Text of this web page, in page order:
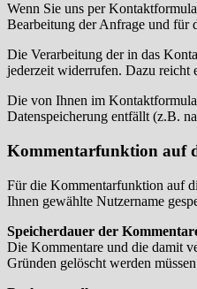
Wenn Sie uns per
Bearbeitung der Anfrage und für
Die Verarbeitung der in das
jederzeit widerrufen. Dazu reicht
Die von Ihnen im
Datenspeicherung entfällt (z.B.
Kommentarfunktion auf
Für die Kommentarfunktion auf
Ihnen gewählte Nutzername
Speicherdauer der
Die Kommentare und die damit
Gründen gelöscht werden